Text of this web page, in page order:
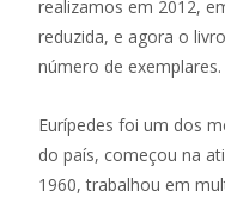
realizamos em 2012,
reduzida, e agora o
número de exemplares.
Eurípedes foi um dos
do país, começou na
1960, trabalhou em